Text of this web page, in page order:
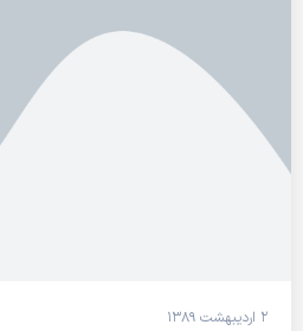
۲ اردیبهشت ۱۳۸۹